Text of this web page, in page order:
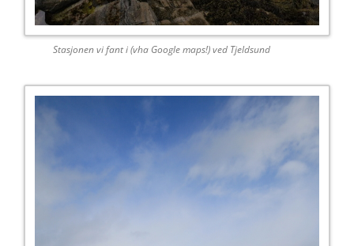
Stasjonen vi fant i (vha Google maps!) ved Tjeldsund